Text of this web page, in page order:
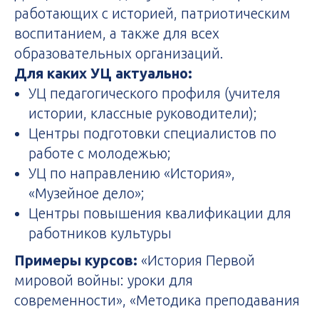
работающих с историей, патриотическим
воспитанием, а также для всех
образовательных организаций.
Для каких УЦ актуально:
УЦ педагогического профиля (учителя
истории, классные руководители);
Центры подготовки специалистов по
работе с молодежью;
УЦ по направлению «История»,
«Музейное дело»;
Центры повышения квалификации для
работников культуры
Примеры курсов: «История Первой
мировой войны: уроки для
современности», «Методика преподавания